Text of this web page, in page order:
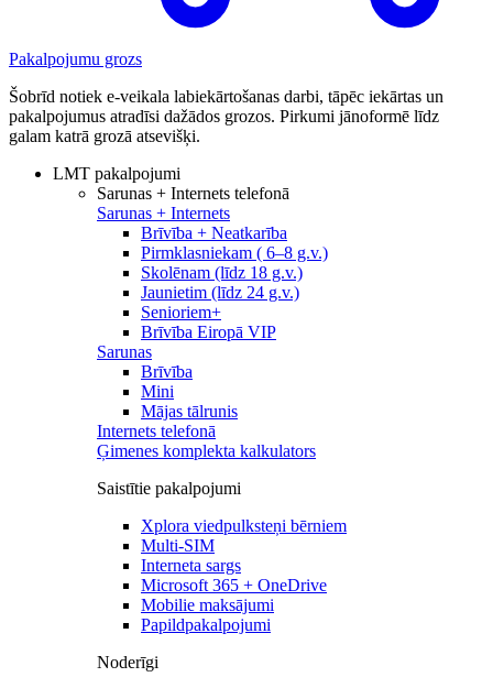
Pakalpojumu grozs
Šobrīd notiek e-veikala labiekārtošanas darbi, tāpēc iekārtas un
pakalpojumus atradīsi dažādos grozos. Pirkumi jānoformē līdz
galam katrā grozā atsevišķi.
LMT pakalpojumi
Sarunas + Internets telefonā
Sarunas + Internets
Brīvība + Neatkarība
Pirmklasniekam ( 6–8 g.v.)
Skolēnam (līdz 18 g.v.)
Jaunietim (līdz 24 g.v.)
Senioriem+
Brīvība Eiropā VIP
Sarunas
Brīvība
Mini
Mājas tālrunis
Internets telefonā
Ģimenes komplekta kalkulators
Saistītie pakalpojumi
Xplora viedpulksteņi bērniem
Multi-SIM
Interneta sargs
Microsoft 365 + OneDrive
Mobilie maksājumi
Papildpakalpojumi
Noderīgi